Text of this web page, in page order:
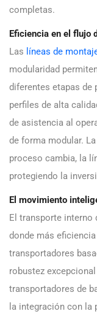
completas.
Eficiencia en el flujo
Las líneas de
modularidad
diferentes etapas de
perfiles de alta
de asistencia al
de forma modular.
proceso cambia, la
protegiendo la
El movimiento
El transporte interno
donde más
transportadores
robustez
transportadores de
la integración con la